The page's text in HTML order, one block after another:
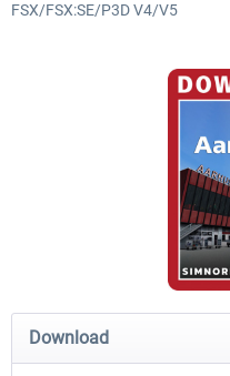
Mega Airport Frankfurt V2.0
FSX/FSX:SE/P3D V4/V5
Download